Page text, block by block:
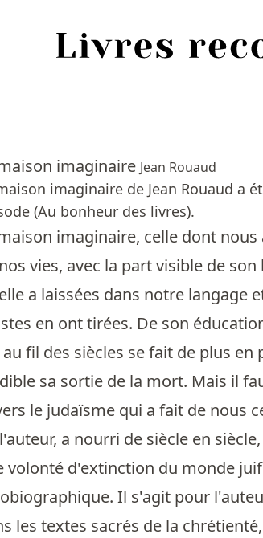
imaginaire Jean Rouaud
imaginaire de Jean Rouaud a
(Au bonheur des livres).
imaginaire, celle dont
vies, avec la part visible de
a laissées dans notre langage
en ont tirées. De son
fil des siècles se fait de plus
sa sortie de la mort. Mais il
le judaïsme qui a fait de nous
a nourri de siècle en
volonté d'extinction du monde
Il s'agit pour
les textes sacrés de la